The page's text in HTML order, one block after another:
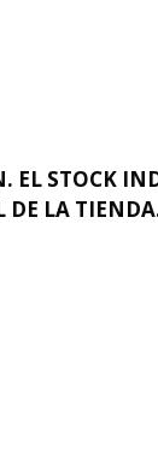
EL STOCK
DE LA